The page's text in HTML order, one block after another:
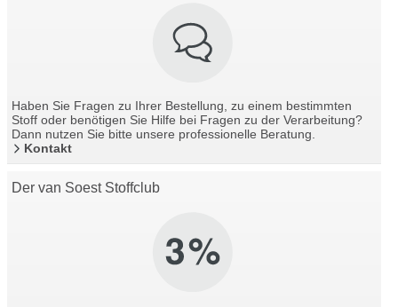
Haben Sie Fragen zu Ihrer Bestellung, zu einem bestimmten
Stoff oder benötigen Sie Hilfe bei Fragen zu der Verarbeitung?
Dann nutzen Sie bitte unsere professionelle Beratung.
Kontakt
Der van Soest Stoffclub